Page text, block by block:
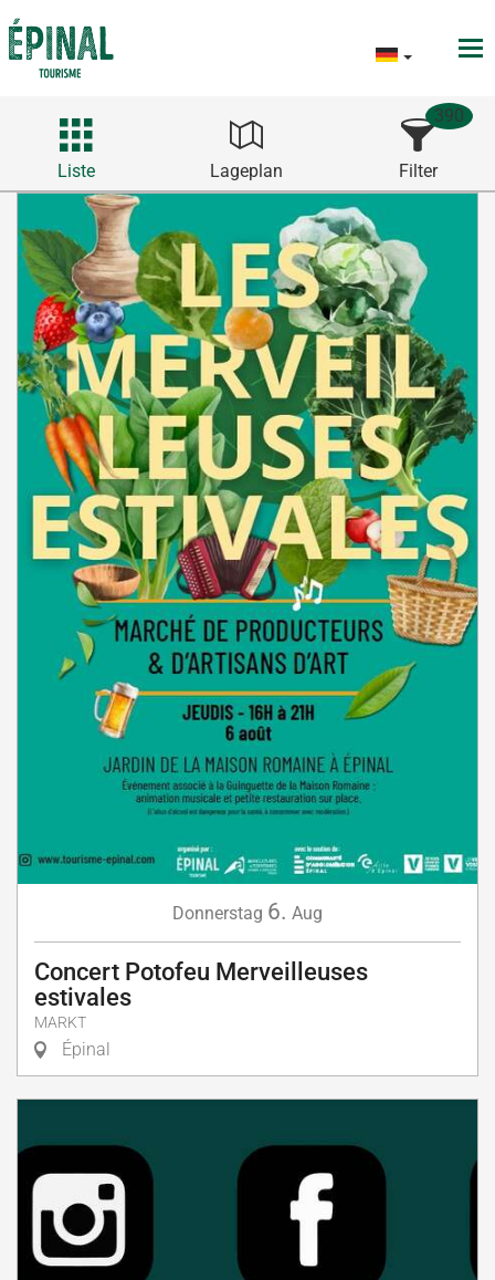
Liste Lageplan Filter
390
Donnerstag 6. Aug
Concert Potofeu Merveilleuses
estivales
MARKT
Épinal